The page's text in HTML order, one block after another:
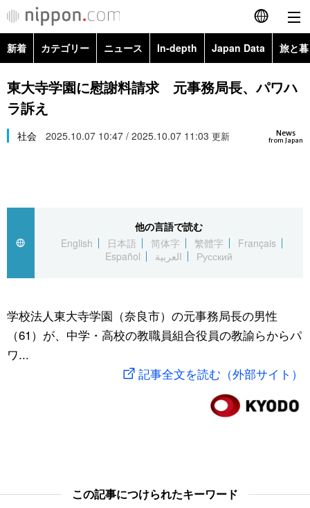
English
简体字
Русский
カテゴリー
経済・ビジネス
国際
文化
トップ
アーカイブ
In-depth
Japan Data
動画/Live
新着 カテゴリー ニュース In-depth Japan Data 旅と
政治・外交
経済・ビジネス
スポーツ・東京2020
Topics
東大寺学園に慰謝料請求 元事務局長、パワハ
ラ訴え
News
from Japan
社会 2025.10.07 10:47 / 2025.10.07 11:03 更新
他の言語で読む
English
日本語 简体字 繁體字
Français
Español
العربية Русский
学校法人東大寺学園（奈良市）の元事務局長の男性
（61）が、中学・高校の教職員組合役員の教諭らからパ
ワ...
記事全文を読む（外部サイト）
この記事につけられたキーワード